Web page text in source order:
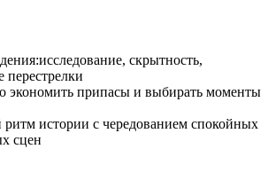
исследование, скрытность,
перестрелки
экономить припасы и выбирать моменты
истории с чередованием спокойных
сцен